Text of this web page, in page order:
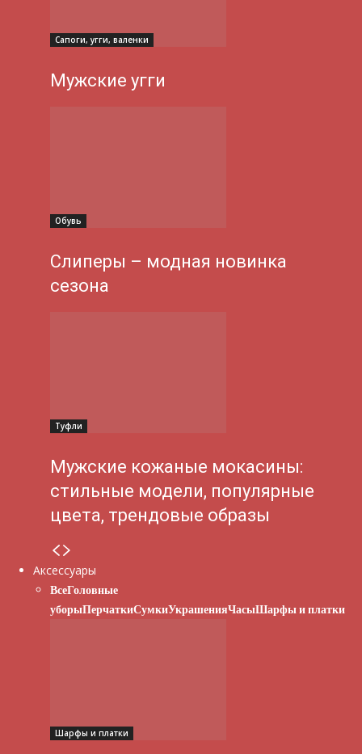
Сапоги, угги, валенки
Мужские угги
Обувь
Слиперы – модная новинка
сезона
Туфли
Мужские кожаные мокасины:
стильные модели, популярные
цвета, трендовые образы
Аксессуары
ВсеГоловные
уборыПерчаткиСумкиУкрашенияЧасыШарфы и платки
Шарфы и платки